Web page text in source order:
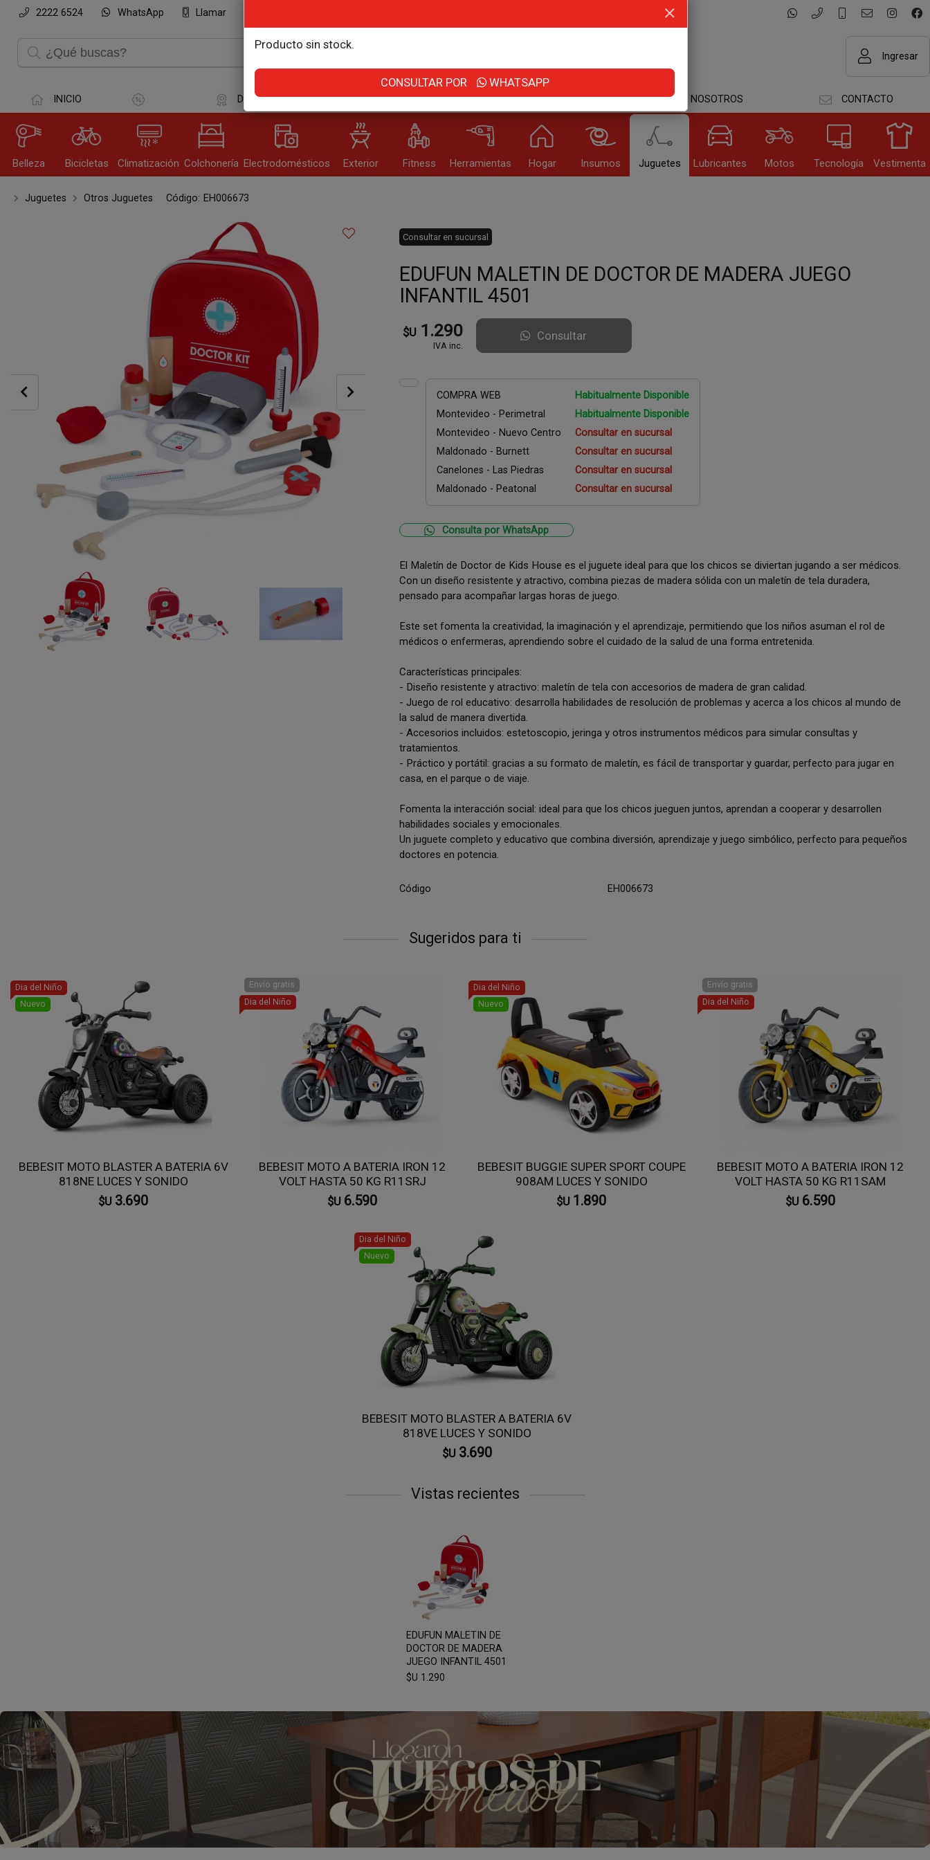
Producto sin stock.
CONSULTAR POR WHATSAPP
2222 6524 WhatsApp Llamar
Recordar datos
INGRESAR
Olvidé mi clave Registro
Ingresar
INICIO DESTACADOS DIA DEL NIÑO OUTLET NOSOTROS CONTACTO
Belleza Bicicletas Climatización Colchonería Electrodomésticos Exterior Fitness Herramientas Hogar Insumos Juguetes Lubricantes Motos Tecnología Vestimenta
Juguetes Otros Juguetes Código: EH006673
Consultar en sucursal
EDUFUN MALETIN DE DOCTOR DE MADERA JUEGO
INFANTIL 4501
$U 1.290
IVA inc.
Consultar
COMPRA WEB
Habitualmente Disponible
Montevideo - Perimetral
Habitualmente Disponible
Montevideo - Nuevo Centro
Consultar en sucursal
Maldonado - Burnett
Consultar en sucursal
Canelones - Las Piedras
Consultar en sucursal
Maldonado - Peatonal
Consultar en sucursal
Consulta por WhatsApp
El Maletín de Doctor de Kids House es el juguete ideal para que los chicos se diviertan jugando a ser médicos.
Con un diseño resistente y atractivo, combina piezas de madera sólida con un maletín de tela duradera,
pensado para acompañar largas horas de juego.
Este set fomenta la creatividad, la imaginación y el aprendizaje, permitiendo que los niños asuman el rol de
médicos o enfermeras, aprendiendo sobre el cuidado de la salud de una forma entretenida.
Características principales:
- Diseño resistente y atractivo: maletín de tela con accesorios de madera de gran calidad.
- Juego de rol educativo: desarrolla habilidades de resolución de problemas y acerca a los chicos al mundo de
la salud de manera divertida.
- Accesorios incluidos: estetoscopio, jeringa y otros instrumentos médicos para simular consultas y
tratamientos.
- Práctico y portátil: gracias a su formato de maletín, es fácil de transportar y guardar, perfecto para jugar en
casa, en el parque o de viaje.
Fomenta la interacción social: ideal para que los chicos jueguen juntos, aprendan a cooperar y desarrollen
habilidades sociales y emocionales.
Un juguete completo y educativo que combina diversión, aprendizaje y juego simbólico, perfecto para pequeños
doctores en potencia.
Código EH006673
Sugeridos para ti
Dia del Niño
Nuevo
BEBESIT MOTO BLASTER A BATERIA 6V
818NE LUCES Y SONIDO
$U 3.690
Envío gratis
Dia del Niño
BEBESIT MOTO A BATERIA IRON 12
VOLT HASTA 50 KG R11SRJ
$U 6.590
Dia del Niño
Nuevo
BEBESIT BUGGIE SUPER SPORT COUPE
908AM LUCES Y SONIDO
$U 1.890
Envío gratis
Dia del Niño
BEBESIT MOTO A BATERIA IRON 12
VOLT HASTA 50 KG R11SAM
$U 6.590
Dia del Niño
Nuevo
BEBESIT MOTO BLASTER A BATERIA 6V
818VE LUCES Y SONIDO
$U 3.690
Vistas recientes
EDUFUN MALETIN DE
DOCTOR DE MADERA
JUEGO INFANTIL 4501
$U 1.290